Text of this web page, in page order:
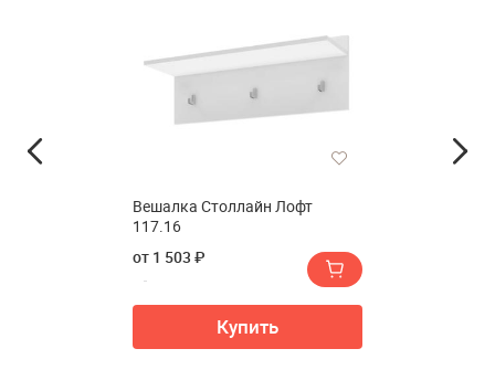
Вешалка Столлайн Лофт
117.16
от 1 503 ₽
Купить